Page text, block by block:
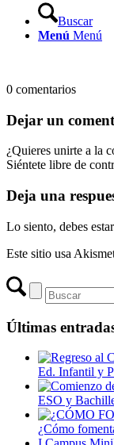
Buscar
Menú Menú
0 comentarios
Dejar un
¿Quieres unirte a la
Siéntete libre de
Deja una
Lo siento, debes estar
Este sitio usa
Últimas
Ed. Infantil y
ESO y
¿Cómo